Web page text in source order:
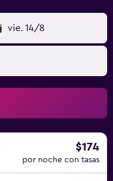
vie. 14/8
$174
por noche con tasas